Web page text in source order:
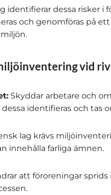
identifierar dessa risker i
och genomföras på
vid
Skyddar arbetare och
identifieras och tas
lag krävs
innehålla farliga ämnen.
att föroreningar sprids